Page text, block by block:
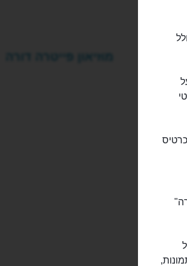
מוזיאון פייטרה דורה